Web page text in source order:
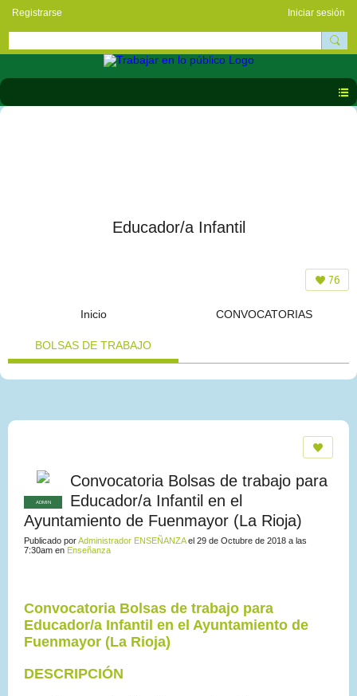
Registrarse Iniciar sesión
Educador/a Infantil
76
Inicio CONVOCATORIAS
BOLSAS DE TRABAJO
ADMIN
Convocatoria Bolsas de trabajo para
Educador/a Infantil en el
Ayuntamiento de Fuenmayor (La Rioja)
Publicado porAdministrador ENSEÑANZAel 29 de Octubre de 2018 a las
7:30am en Enseñanza
Convocatoria Bolsas de trabajo para
Educador/a Infantil en el Ayuntamiento de
Fuenmayor (La Rioja)
DESCRIPCIÓN